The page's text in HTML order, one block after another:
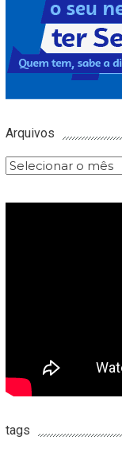
Arquivos
Arquivos
tags